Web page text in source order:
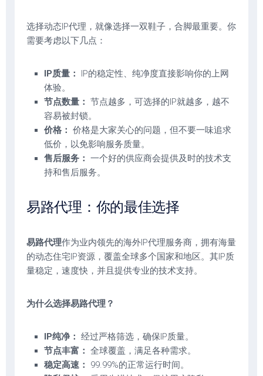
选择动态IP代理，就像选择一双鞋子，合脚最重要。你
需要考虑以下几点：
IP质量：
IP的稳定性、纯净度直接影响你的上网
体验。
节点数量： 节点越多，可选择的IP就越多，越不
容易被封锁。
价格： 价格是大家关心的问题，但不要一味追求
低价，以免影响服务质量。
售后服务： 一个好的供应商会提供及时的技术支
持和售后服务。
易路代理：你的最佳选择
易路代理作为业内领先的海外IP代理服务商，拥有海量
的动态住宅IP资源，覆盖全球多个国家和地区。其IP质
量稳定，速度快，并且提供专业的技术支持。
为什么选择易路代理？
IP纯净： 经过严格筛选，确保IP质量。
节点丰富： 全球覆盖，满足各种需求。
稳定高速：
99.99%的正常运行时间。